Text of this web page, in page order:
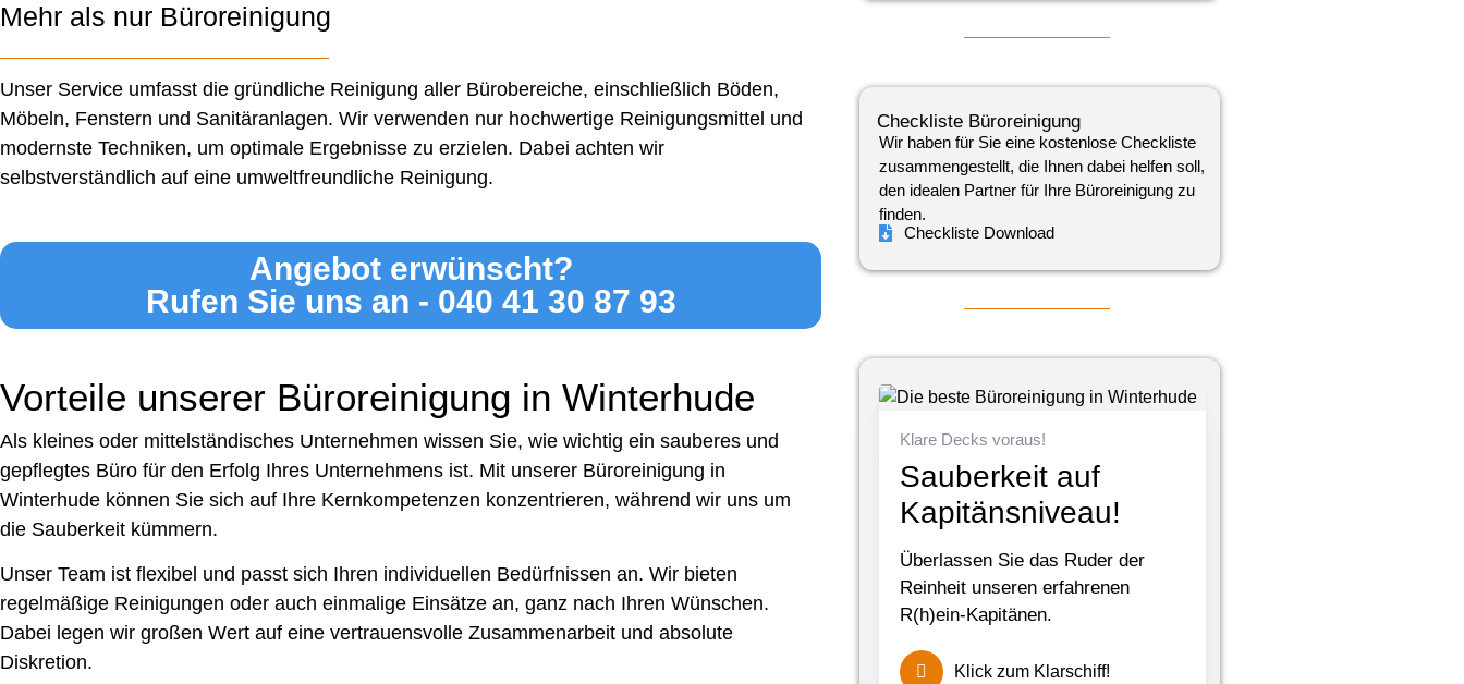
Mehr als nur Büroreinigung
Unser Service umfasst die gründliche Reinigung aller Bürobereiche, einschließlich Böden,
Möbeln, Fenstern und Sanitäranlagen. Wir verwenden nur hochwertige Reinigungsmittel und
modernste Techniken, um optimale Ergebnisse zu erzielen. Dabei achten wir
selbstverständlich auf eine umweltfreundliche Reinigung.
Angebot erwünscht?
Rufen Sie uns an - 040 41 30 87 93
Vorteile unserer Büroreinigung in Winterhude
Als kleines oder mittelständisches Unternehmen wissen Sie, wie wichtig ein sauberes und
gepflegtes Büro für den Erfolg Ihres Unternehmens ist. Mit unserer Büroreinigung in
Winterhude können Sie sich auf Ihre Kernkompetenzen konzentrieren, während wir uns um
die Sauberkeit kümmern.
Unser Team ist flexibel und passt sich Ihren individuellen Bedürfnissen an. Wir bieten
regelmäßige Reinigungen oder auch einmalige Einsätze an, ganz nach Ihren Wünschen.
Dabei legen wir großen Wert auf eine vertrauensvolle Zusammenarbeit und absolute
Diskretion.
Checkliste Büroreinigung
Wir haben für Sie eine kostenlose Checkliste
zusammengestellt, die Ihnen dabei helfen soll,
den idealen Partner für Ihre Büroreinigung zu
finden.
Checkliste Download
Klare Decks voraus!
Sauberkeit auf
Kapitänsniveau!
Überlassen Sie das Ruder der
Reinheit unseren erfahrenen
R(h)ein-Kapitänen.
Klick zum Klarschiff!